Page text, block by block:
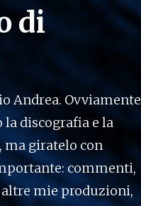
di
Andrea. Ovviamente
discografia e la
ma giratelo con
commenti,
mie produzioni,